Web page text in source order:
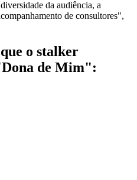
da audiência, a
de consultores",
o stalker
de Mim":